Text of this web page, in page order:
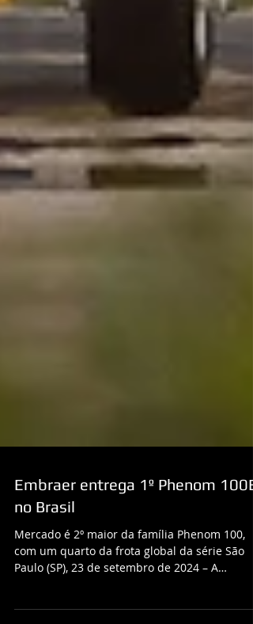
Embraer entrega 1º Phenom
no Brasil
Mercado é 2º maior da família Phenom 100,